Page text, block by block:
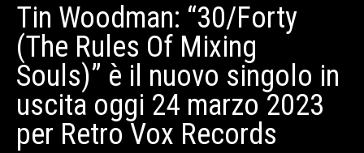
Tin Woodman: “30/Forty
(The Rules Of Mixing
Souls)” è il nuovo singolo in
uscita oggi 24 marzo 2023
per Retro Vox Records